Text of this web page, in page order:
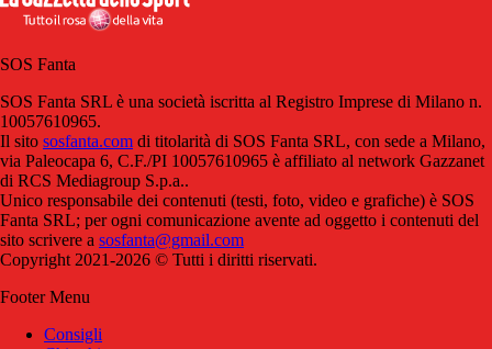
SOS Fanta
SOS Fanta SRL è una società iscritta al Registro Imprese di Milano n.
10057610965.
Il sito sosfanta.com di titolarità di SOS Fanta SRL, con sede a Milano,
via Paleocapa 6, C.F./PI 10057610965 è affiliato al network Gazzanet
di RCS Mediagroup S.p.a..
Unico responsabile dei contenuti (testi, foto, video e grafiche) è SOS
Fanta SRL; per ogni comunicazione avente ad oggetto i contenuti del
sito scrivere a sosfanta@gmail.com
Copyright 2021-2026 © Tutti i diritti riservati.
Footer Menu
Consigli